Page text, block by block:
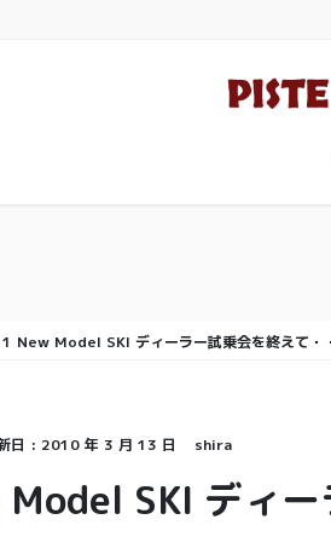
New Model SKI ディーラー試乗会を終えて・
日 : 2010 年 3 月 13 日 shira
SKI ディー